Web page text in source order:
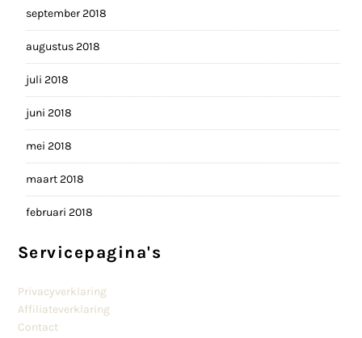
september 2018
augustus 2018
juli 2018
juni 2018
mei 2018
maart 2018
februari 2018
Servicepagina's
Privacyverklaring
Affiliateverklaring
Contact